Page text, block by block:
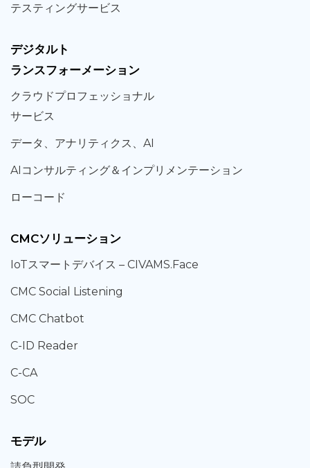
テスティングサービス
デジタルト
ランスフォーメーション
クラウドプロフェッショナル
サービス
データ、 アナリティクス、 AI
AIコンサルティング＆ インプリメンテーション
ローコード
CMCソリューション
IoTスマートデバイス – CIVAMS.Face
CMC Social Listening
CMC Chatbot
C-ID Reader
C-CA
SOC
モデル